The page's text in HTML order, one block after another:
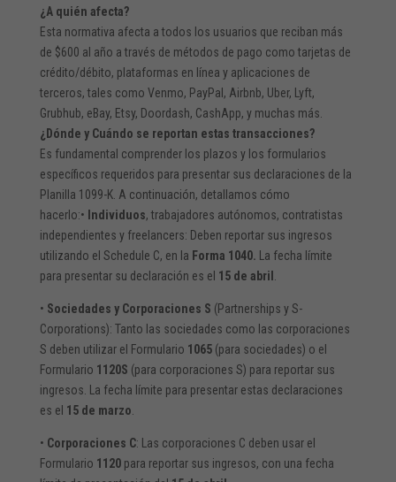
¿A quién afecta?
Esta normativa afecta a todos los usuarios que reciban más
de $600 al año a través de métodos de pago como tarjetas de
crédito/débito, plataformas en línea y aplicaciones de
terceros, tales como Venmo, PayPal, Airbnb, Uber, Lyft,
Grubhub, eBay, Etsy, Doordash, CashApp, y muchas más.
¿Dónde y Cuándo se reportan estas transacciones?
Es fundamental comprender los plazos y los formularios
específicos requeridos para presentar sus declaraciones de la
Planilla 1099-K. A continuación, detallamos cómo
hacerlo:• Individuos, trabajadores autónomos, contratistas
independientes y freelancers: Deben reportar sus ingresos
utilizando el Schedule C, en la Forma 1040. La fecha límite
para presentar su declaración es el 15 de abril
• Sociedades y Corporaciones S (Partnerships y S-
Corporations): Tanto las sociedades como las corporaciones
S deben utilizar el Formulario 1065(para sociedades) o el
Formulario 1120S (para corporaciones S) para reportar sus
ingresos. La fecha límite para presentar estas declaraciones
es el 15 de marzo
• Corporaciones C: Las corporaciones C deben usar el
Formulario 1120para reportar sus ingresos, con una fecha